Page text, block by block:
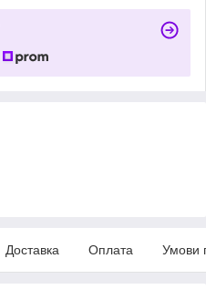
Доставка Оплата Умови